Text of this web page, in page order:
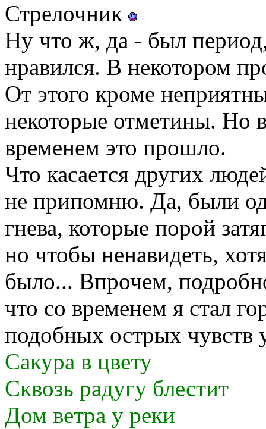
Стрелочник
Ну что ж, да - был период,
нравился. В некотором
От этого кроме
некоторые отметины. Но
временем это прошло.
Что касается других
не припомню. Да, были
гнева, которые порой
но чтобы ненавидеть,
было... Впрочем,
что со временем я стал
подобных острых
Сакура в цвету
Сквозь радугу блестит
Дом ветра у реки